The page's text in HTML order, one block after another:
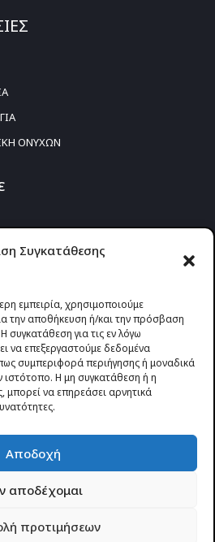
Συγκατάθεσης
εμπειρία, χρησιμοποιούμε
την αποθήκευση ή/και την πρόσβαση
για τις εν λόγω
να επεξεργαστούμε δεδομένα
συμπεριφορά περιήγησης ή μοναδικά
ιστότοπο. Η μη συγκατάθεση ή η
μπορεί να επηρεάσει αρνητικά
Αποδοχή
αποδέχομαι
προτιμήσεων
ΟΝΥΧΩΝ
, Αγρίνιο 30133 (έναντι γηπέδου
Forge.com